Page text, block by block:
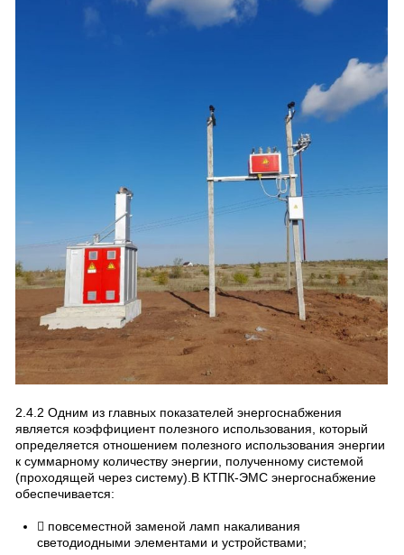
2.4.2 Одним из главных показателей энергоснабжения
является коэффициент полезного использования, который
определяется отношением полезного использования энергии
к суммарному количеству энергии, полученному системой
(проходящей через систему).В КТПК-ЭМС энергоснабжение
обеспечивается:
 повсеместной заменой ламп накаливания
светодиодными элементами и устройствами;